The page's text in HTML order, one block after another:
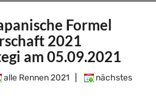
Formel
2021
am 05.09.2021
alle Rennen 2021
nächstes